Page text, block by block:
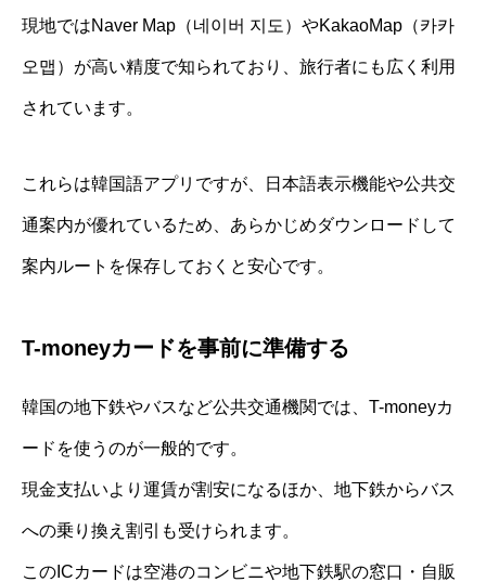
現地ではNaver Map（네이버 지도）やKakaoMap（카카
오맵）が高い精度で知られており、旅行者にも広く利用
されています。
これらは韓国語アプリですが、日本語表示機能や公共交
通案内が優れているため、あらかじめダウンロードして
案内ルートを保存しておくと安心です。
T-moneyカードを事前に準備する
韓国の地下鉄やバスなど公共交通機関では、T-moneyカ
ードを使うのが一般的です。
現金支払いより運賃が割安になるほか、地下鉄からバス
への乗り換え割引も受けられます。
このICカードは空港のコンビニや地下鉄駅の窓口・自販